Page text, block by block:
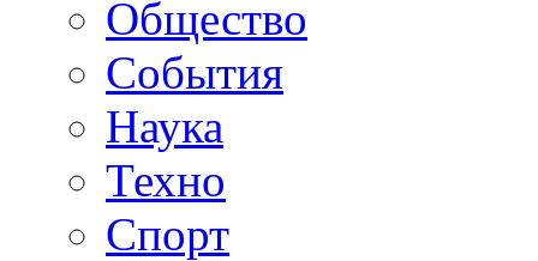
Общество
События
Наука
Техно
Спорт